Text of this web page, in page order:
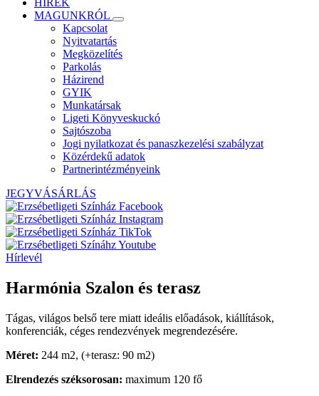
HÍREK
MAGUNKRÓL
Kapcsolat
Nyitvatartás
Megközelítés
Parkolás
Házirend
GYIK
Munkatársak
Ligeti Könyveskuckó
Sajtószoba
Jogi nyilatkozat és panaszkezelési szabályzat
Közérdekű adatok
Partnerintézményeink
JEGYVÁSÁRLÁS
Hírlevél
Harmónia Szalon és terasz
Tágas, világos belső tere miatt ideális előadások, kiállítások,
konferenciák, céges rendezvények megrendezésére.
Méret: 244 m2, (+terasz: 90 m2)
Elrendezés széksorosan: maximum 120 fő